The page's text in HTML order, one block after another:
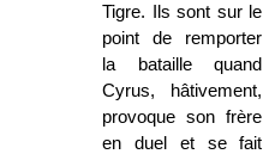
Tigre. Ils sont sur le
point de remporter
la bataille quand
Cyrus, hâtivement,
provoque son frère
en duel et se fait